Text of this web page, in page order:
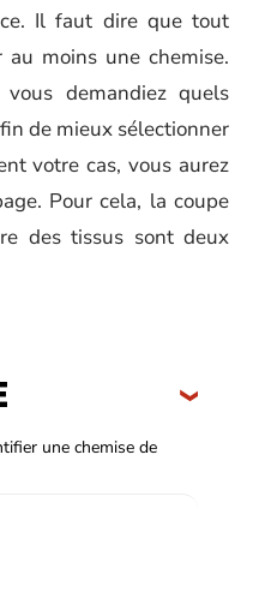
Il faut dire que tout
moins une chemise.
demandiez quels
de mieux sélectionner
votre cas, vous aurez
Pour cela, la coupe
des tissus sont deux
une chemise de